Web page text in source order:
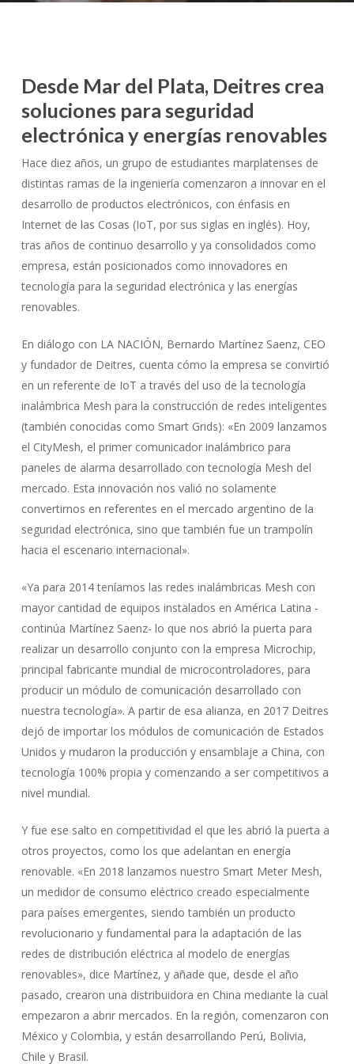
Desde Mar del Plata, Deitres crea
soluciones para seguridad
electrónica y energías renovables
Hace diez años, un grupo de estudiantes marplatenses de
distintas ramas de la ingeniería comenzaron a innovar en el
desarrollo de productos electrónicos, con énfasis en
Internet de las Cosas (IoT, por sus siglas en inglés). Hoy,
tras años de continuo desarrollo y ya consolidados como
empresa, están posicionados como innovadores en
tecnología para la seguridad electrónica y las energías
renovables.
En diálogo con LA NACIÓN, Bernardo Martínez Saenz, CEO
y fundador de Deitres, cuenta cómo la empresa se convirtió
en un referente de IoT a través del uso de la tecnología
inalámbrica Mesh para la construcción de redes inteligentes
(también conocidas como Smart Grids): «En 2009 lanzamos
el CityMesh, el primer comunicador inalámbrico para
paneles de alarma desarrollado con tecnología Mesh del
mercado. Esta innovación nos valió no solamente
convertirnos en referentes en el mercado argentino de la
seguridad electrónica, sino que también fue un trampolín
hacia el escenario internacional».
«Ya para 2014 teníamos las redes inalámbricas Mesh con
mayor cantidad de equipos instalados en América Latina -
continúa Martínez Saenz- lo que nos abrió la puerta para
realizar un desarrollo conjunto con la empresa Microchip,
principal fabricante mundial de microcontroladores, para
producir un módulo de comunicación desarrollado con
nuestra tecnología». A partir de esa alianza, en 2017 Deitres
dejó de importar los módulos de comunicación de Estados
Unidos y mudaron la producción y ensamblaje a China, con
tecnología 100% propia y comenzando a ser competitivos a
nivel mundial.
Y fue ese salto en competitividad el que les abrió la puerta a
otros proyectos, como los que adelantan en energía
renovable. «En 2018 lanzamos nuestro Smart Meter Mesh,
un medidor de consumo eléctrico creado especialmente
para países emergentes, siendo también un producto
revolucionario y fundamental para la adaptación de las
redes de distribución eléctrica al modelo de energías
renovables», dice Martínez, y añade que, desde el año
pasado, crearon una distribuidora en China mediante la cual
empezaron a abrir mercados. En la región, comenzaron con
México y Colombia, y están desarrollando Perú, Bolivia,
Chile y Brasil.